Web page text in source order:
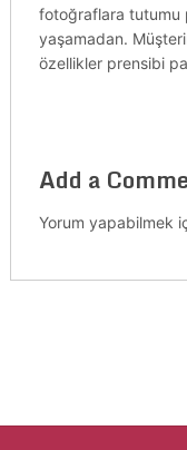
fotoğraflara tutumu
yaşamadan.
özellikler prensibi
Add a
Yorum yapabilmek